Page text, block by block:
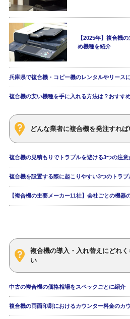
【2025年】複合機
め機種を紹介
兵庫県で複合機・コピー機のレンタルやリース
複合機の安い機種を手に入れる方法は？おすす
どんな業者に複合機を発注すれ
複合機の見積もりでトラブルを避ける3つの注意
複合機を設置する際に起こりやすい3つのトラ
【複合機の主要メーカー11社】会社ごとの機器
複合機の導入・入れ替えにどれ
い
中古の複合機の価格相場をスペックごとに紹介
複合機の両面印刷におけるカウンター料金のカ